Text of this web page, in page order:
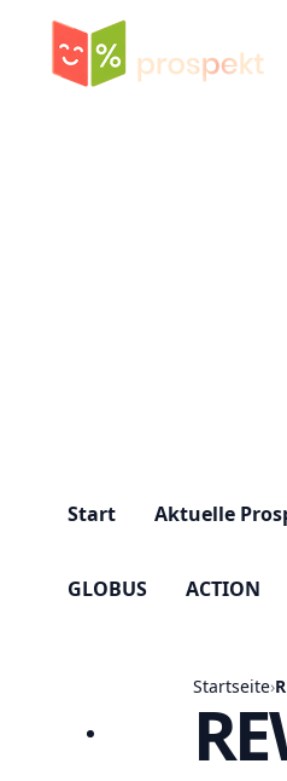
Start Aktuelle
GLOBUS ACTION
Startseite
Startseite›